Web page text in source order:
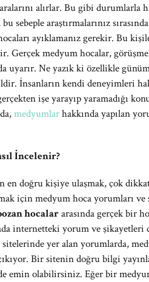
alırlar. Bu gibi durumlarla
sebeple araştırmalarınız
ayıklamanız gerekir. Bu
Gerçek medyum hocalar,
uyarır. Ne yazık ki özellikle
İnsanların kendi deneyimleri
işe yarayıp yaramadığı
medyumlarhakkında yapılan
İncelenir?
en doğru kişiye ulaşmak, çok
için medyum hoca yorumları
hocalararasında gerçek bir
internetteki yorum ve şikayetleri
yer alan yorumlarda,
Bir sitenin doğru bilgi
emin olabilirsiniz. Eğer bir